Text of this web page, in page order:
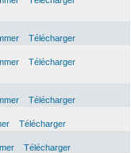
Télécharger
Télécharger
Télécharger
Télécharger
Télécharger